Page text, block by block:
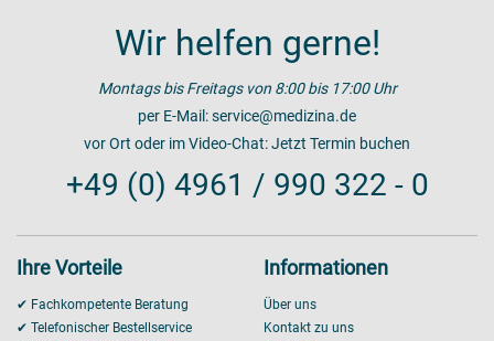
Wir helfen gerne!
Montags bis Freitags von 8:00 bis 17:00 Uhr
per E-Mail:service@medizina.de
vor Ort oder im Video-Chat:Jetzt Termin buchen
+49 (0) 4961 / 990 322 - 0
Ihre Vorteile
✔ Fachkompetente Beratung
✔ Telefonischer Bestellservice
Informationen
Über uns
Kontakt zu uns